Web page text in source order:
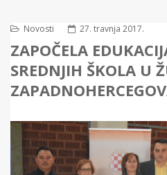
Novosti 27. travnja 2017.
ZAPOČELA
SREDNJIH ŠKOLA U